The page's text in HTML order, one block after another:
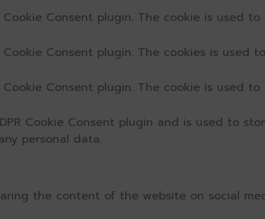
Cookie Consent plugin. The cookie is used
Cookie Consent plugin. The cookies is
Cookie Consent plugin. The cookie is used
Cookie Consent plugin and is used to
personal data.
the content of the website on social